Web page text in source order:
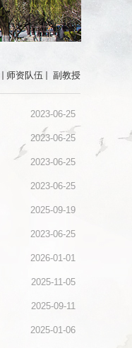
师资队伍 副教授
2023-06-25
2023-06-25
2023-06-25
2023-06-25
2025-09-19
2023-06-25
2026-01-01
2025-11-05
2025-09-11
2025-01-06